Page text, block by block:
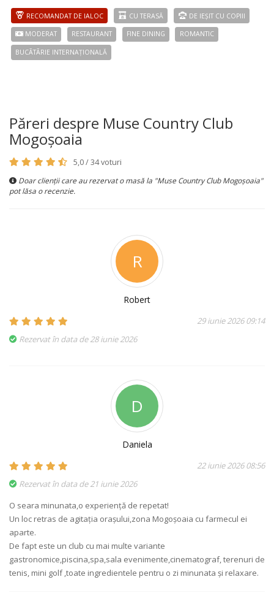
RECOMANDAT DE IALOC CU TERASĂ DE IEȘIT CU COPIII
MODERAT RESTAURANT FINE DINING ROMANTIC
BUCÃTÃRIE INTERNAȚIONALĂ
Păreri despre Muse Country Club
Mogoşoaia
5,0 / 34 voturi
Doar clienții care au rezervat o masă la "Muse Country Club Mogoşoaia"
pot lăsa o recenzie.
R
Robert
29 iunie 2026 09:14
Rezervat în data de 28 iunie 2026
D
Daniela
22 iunie 2026 08:56
Rezervat în data de 21 iunie 2026
O seara minunata,o experiență de repetat!
Un loc retras de agitația orașului,zona Mogoșoaia cu farmecul ei
aparte.
De fapt este un club cu mai multe variante
gastronomice,piscina,spa,sala evenimente,cinematograf, terenuri de
tenis, mini golf ,toate ingredientele pentru o zi minunata și relaxare.